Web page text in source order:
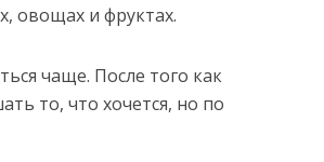
овощах и фруктах.
чаще. После того как
то, что хочется, но по